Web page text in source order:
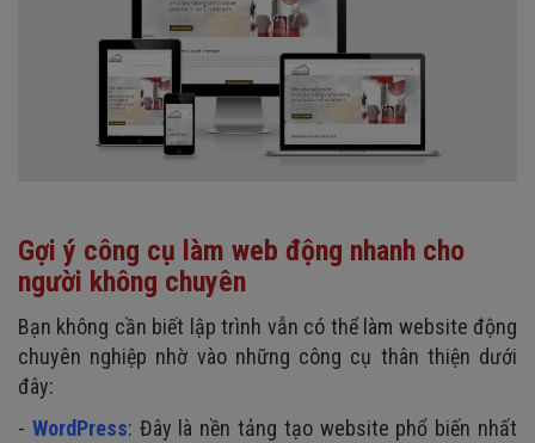
Gợi ý công cụ làm web động nhanh cho
người không chuyên
Bạn không cần biết lập trình vẫn có thể làm website động
chuyên nghiệp nhờ vào những công cụ thân thiện dưới
đây:
- WordPress: Đây là nền tảng tạo website phổ biến nhất